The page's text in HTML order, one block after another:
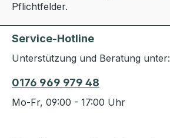
Pflichtfelder.
Service-Hotline
Unterstützung und Beratung unter:
0176 969 979 48
Mo-Fr, 09:00 - 17:00 Uhr